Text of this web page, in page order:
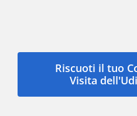
Riscuoti il tuo
Visita